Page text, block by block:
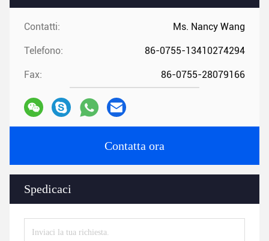
Contatti: Ms. Nancy Wang
Telefono: 86-0755-13410274294
Fax: 86-0755-28079166
Contatta ora
Spedicaci